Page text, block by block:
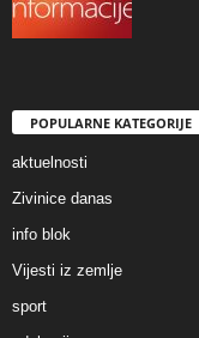
POPULARNE KATEGORIJE
aktuelnosti
Zivinice danas
info blok
Vijesti iz zemlje
sport